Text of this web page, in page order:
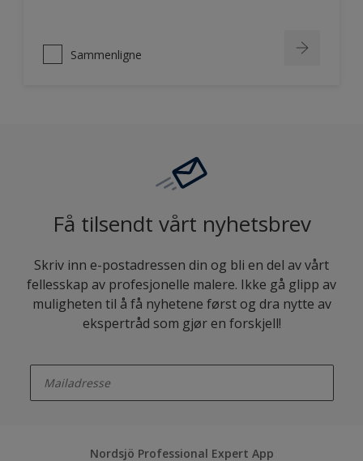
Sammenligne
Få tilsendt vårt nyhetsbrev
Skriv inn e-postadressen din og bli en del av vårt
fellesskap av profesjonelle malere. Ikke gå glipp av
muligheten til å få nyhetene først og dra nytte av
ekspertråd som gjør en forskjell!
Nordsjö Professional Expert App